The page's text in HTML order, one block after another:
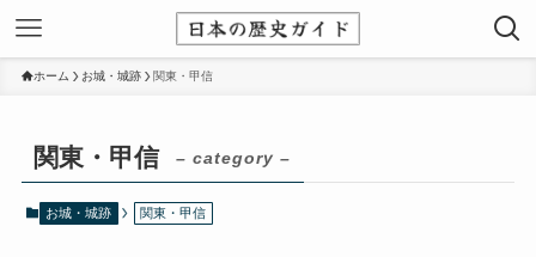
ホーム お城・城跡 関東・甲信
関東・甲信 – category –
お城・城跡 関東・甲信